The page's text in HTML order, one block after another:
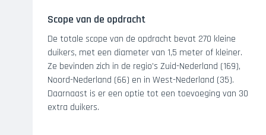
Scope van de opdracht
De totale scope van de opdracht bevat 270 kleine
duikers, met een diameter van 1,5 meter of kleiner.
Ze bevinden zich in de regio’s Zuid-Nederland (169),
Noord-Nederland (66) en in West-Nederland (35).
Daarnaast is er een optie tot een toevoeging van 30
extra duikers.